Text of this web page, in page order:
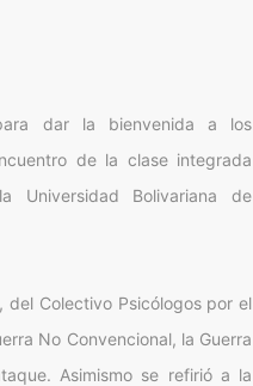
dar la bienvenida a los
de la clase integrada
Universidad Bolivariana de
del Colectivo Psicólogos por el
No Convencional, la Guerra
Asimismo se refirió a la